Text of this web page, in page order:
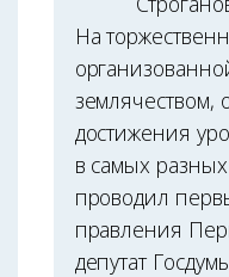
На
достижения
в самых
проводил
правления
депутат